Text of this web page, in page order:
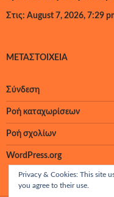
Στις: August 7, 2026, 7:29
ΜΕΤΑΣΤΟΙΧΕΊΑ
Σύνδεση
Ροή καταχωρίσεων
Ροή σχολίων
WordPress.org
Privacy & Cookies: This site
you agree to their use.